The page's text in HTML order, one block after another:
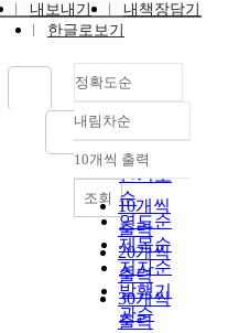
내보내기
내책장담기
한글로보기
정확도순
정확도
순
인기도
순
연도순
제목순
저자순
발행기
관순
내림차순
내림차순
10개씩 출력
10개씩
출력
20개씩
출력
30개씩
출력
조회